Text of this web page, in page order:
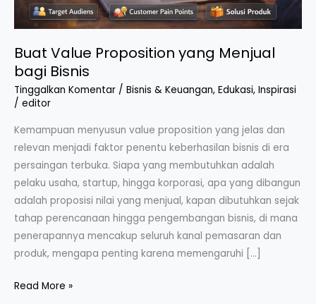
Buat Value Proposition yang Menjual
bagi Bisnis
Tinggalkan Komentar / Bisnis & Keuangan, Edukasi, Inspirasi
/ editor
Kemampuan menyusun value proposition yang jelas dan
relevan menjadi faktor penentu keberhasilan bisnis di era
persaingan terbuka. Siapa yang membutuhkan adalah
pelaku usaha, startup, hingga korporasi, apa yang dibangun
adalah proposisi nilai yang menjual, kapan dibutuhkan sejak
tahap perencanaan hingga pengembangan bisnis, di mana
penerapannya mencakup seluruh kanal pemasaran dan
produk, mengapa penting karena memengaruhi […]
Read More »